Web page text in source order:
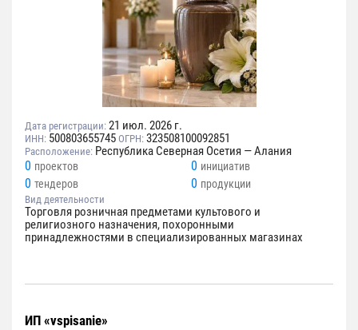
Дата регистрации: 21 июл. 2026 г.
ИНН: 500803655745 ОГРН: 323508100092851
Расположение: Республика Северная Осетия — Алания
0 проектов 0 инициатив
0 тендеров 0 продукции
Вид деятельности
Торговля розничная предметами культового и
религиозного назначения, похоронными
принадлежностями в специализированных магазинах
ИП «vspisanie»